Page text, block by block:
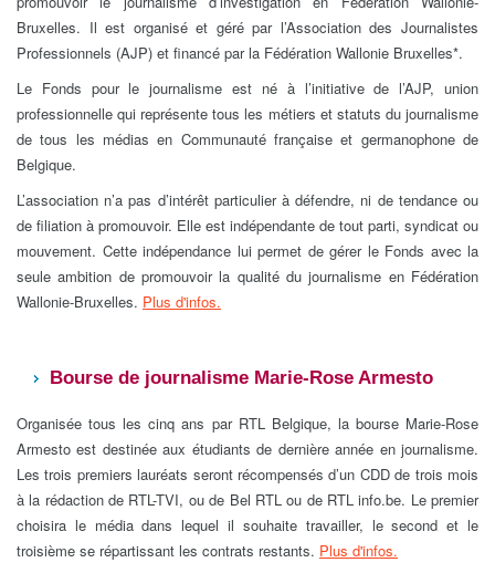
Bruxelles. Il est organisé et géré par l’Association des Journalistes
Professionnels (AJP) et financé par la Fédération Wallonie Bruxelles*.
Le Fonds pour le journalisme est né à l’initiative de l’AJP, union
professionnelle qui représente tous les métiers et statuts du journalisme
de tous les médias en Communauté française et germanophone de
Belgique.
L’association n’a pas d’intérêt particulier à défendre, ni de tendance ou
de filiation à promouvoir. Elle est indépendante de tout parti, syndicat ou
mouvement. Cette indépendance lui permet de gérer le Fonds avec la
seule ambition de promouvoir la qualité du journalisme en Fédération
Wallonie-Bruxelles. Plus d'infos.
Bourse de journalisme Marie-Rose Armesto
Organisée tous les cinq ans par RTL Belgique, la bourse Marie-Rose
Armesto est destinée aux étudiants de dernière année en journalisme.
Les trois premiers lauréats seront récompensés d’un CDD de trois mois
à la rédaction de RTL-TVI, ou de Bel RTL ou de RTL info.be. Le premier
choisira le média dans lequel il souhaite travailler, le second et le
troisième se répartissant les contrats restants. Plus d'infos.